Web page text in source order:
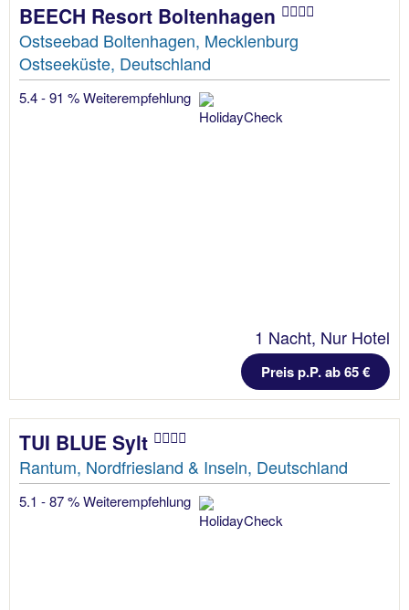
BEECH Resort Boltenhagen
Ostseebad Boltenhagen, Mecklenburg
Ostseeküste, Deutschland
5.4 - 91 % Weiterempfehlung
1 Nacht, Nur Hotel
Preis p.P. ab 65 €
TUI BLUE Sylt
Rantum, Nordfriesland & Inseln, Deutschland
5.1 - 87 % Weiterempfehlung